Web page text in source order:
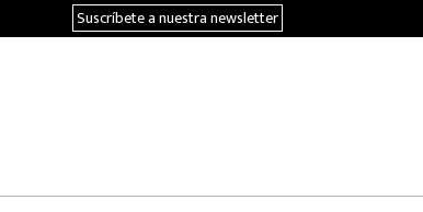
Suscríbete a nuestra newsletter